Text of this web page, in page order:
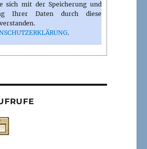
sich mit der Speicherung und
Ihrer Daten durch diese
.